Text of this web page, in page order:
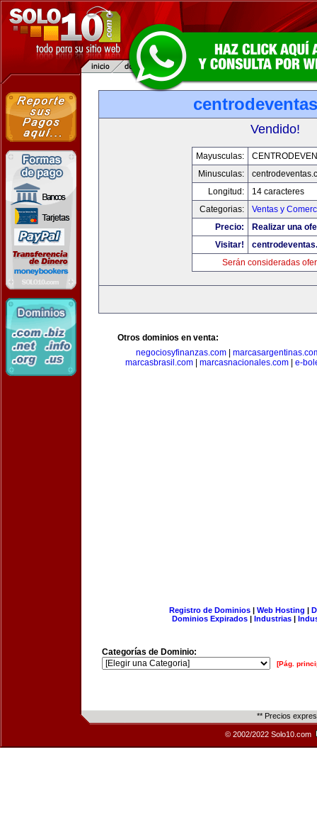
Vendido!
Mayusculas:
Minusculas:
Longitud:
14 caracteres
Categorias:
Ventas y
Precio:
Realizar una
Visitar!
Serán consideradas
Otros dominios en venta:
negociosyfinanzas.com
marcasbrasil.com| marcasnacionales.com| e-
Registro de Dominios| Web Hosting |
Dominios Expirados | Industrias |
Categorías de Dominio:
[Pág.
** Precios
© 2002/2022 Solo10.com